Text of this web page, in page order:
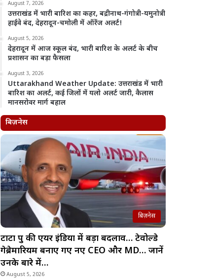
August 7, 2026
उत्तराखंड में भारी बारिश का कहर, बद्रीनाथ-गंगोत्री-यमुनोत्री
हाईवे बंद, देहरादून-चमोली में ऑरेंज अलर्ट!
August 5, 2026
देहरादून में आज स्कूल बंद, भारी बारिश के अलर्ट के बीच
प्रशासन का बड़ा फैसला
August 3, 2026
Uttarakhand Weather Update: उत्तराखंड में भारी
बारिश का अलर्ट, कई जिलों में यलो अलर्ट जारी, कैलास
मानसरोवर मार्ग बहाल
बिज़नेस
बिज़नेस
टाटा ग्रुप की एयर इंडिया में बड़ा बदलाव… टेवोल्डे
गेब्रेमारियम बनाए गए नए CEO और MD… जानें
उनके बारे में…
August 5, 2026